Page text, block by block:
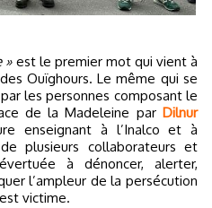
»est le premier mot qui vient à
Ouïghours. Le même qui se
les personnes composant le
de la Madeleine par Dilnur
enseignant à l’Inalco et à
plusieurs collaborateurs et
à dénoncer, alerter,
l’ampleur de la persécution
victime.